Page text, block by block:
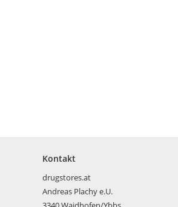
Kontakt
drugstores.at
Andreas Plachy e.U.